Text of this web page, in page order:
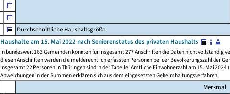
Durchschnittliche Haushaltsgröße
Haushalte am 15. Mai 2022 nach Seniorenstatus des privaten Haushalts
In bundesweit 163 Gemeinden konnten für insgesamt 277 Anschriften die Daten nicht vollständig
diesen Anschriften werden die melderechtlich erfassten Personen bei der Bevölkerungszahl der
insgesamt 22 Personen in Thüringen sind in der Tabelle "Amtliche Einwohnerzahl am 15. Mai
Abweichungen in den Summen erklären sich aus dem eingesetzten Geheimhaltungsverfahren.
Merkmal